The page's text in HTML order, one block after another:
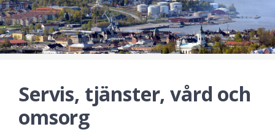
Servis, tjänster, vård och
omsorg